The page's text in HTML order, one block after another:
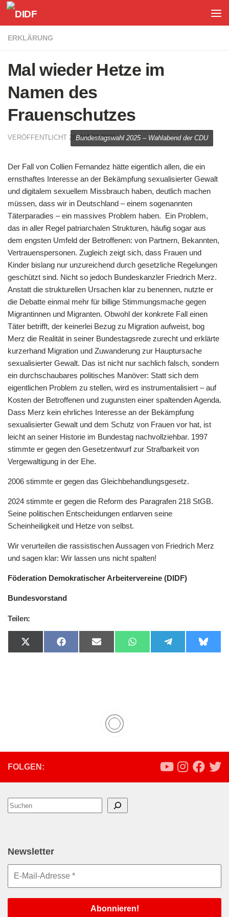
Unter dem Inhalt
ERKLÄRUNG
Mal wieder Hetze im
Namen des
Frauenschutzes
VERÖFFENTLICHT 26. MÄRZ 2026
Bundestagswahl 2025 – Wahlabend der CDU
Der Fall von Collien Fernandez hätte eigentlich allen, die ein
ernsthaftes Interesse an der Bekämpfung sexualisierter Gewalt
und digitalem sexuellem Missbrauch haben, deutlich machen
müssen, dass wir in Deutschland – einem sogenannten
Täterparadies – ein massives Problem haben. Ein Problem,
das in aller Regel patriarchalen Strukturen, häufig sogar aus
dem engsten Umfeld der Betroffenen: von Partnern, Bekannten,
Vertrauenspersonen. Zugleich zeigt sich, dass Frauen und
Kinder bislang nur unzureichend durch gesetzliche Regelungen
geschützt sind. Nicht so jedoch Bundeskanzler Friedrich Merz.
Anstatt die strukturellen Ursachen klar zu benennen, nutzte er
die Debatte einmal mehr für billige Stimmungsmache gegen
Migrantinnen und Migranten. Obwohl der konkrete Fall einen
Täter betrifft, der keinerlei Bezug zu Migration aufweist, bog
Merz die Realität in seiner Bundestagsrede zurecht und erklärte
kurzerhand Migration und Zuwanderung zur Hauptursache
sexualisierter Gewalt. Das ist nicht nur sachlich falsch, sondern
ein durchschaubares politisches Manöver: Statt sich dem
eigentlichen Problem zu stellen, wird es instrumentalisiert – auf
Kosten der Betroffenen und zugunsten einer spaltenden Agenda.
Dass Merz kein ehrliches Interesse an der Bekämpfung
sexualisierter Gewalt und dem Schutz von Frauen vor hat, ist
leicht an seiner Historie im Bundestag nachvollziehbar. 1997
stimmte er gegen den Gesetzentwurf zur Strafbarkeit von
Vergewaltigung in der Ehe.
2006 stimmte er gegen das Gleichbehandlungsgesetz.
2024 stimmte er gegen die Reform des Paragrafen 218 StGB.
Seine politischen Entscheidungen entlarven seine
Scheinheiligkeit und Hetze von selbst.
Wir verurteilen die rassistischen Aussagen von Friedrich Merz
und sagen klar: Wir lassen uns nicht spalten!
Föderation Demokratischer Arbeitervereine (DIDF)
Bundesvorstand
Teilen:
Share
on
Share
on
Share
on
Share
on
Share
on
Share
on
FOLGEN:
Suchen
Newsletter